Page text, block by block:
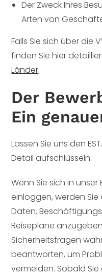
Der Zweck Ihres
Arten von
Falls Sie sich über die
finden Sie hier
Länder.
Der
Ein
Lassen Sie uns den
Detail aufschlüsseln:
Wenn Sie sich in
einloggen, werden
Daten,
Reisepläne
Sicherheitsfragen
beantworten, um
vermeiden. Sobald